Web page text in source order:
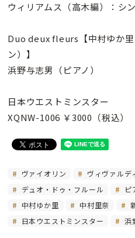
ウィリアムス（高木編）：シ
Duo deux fleurs【中村ゆか里
ン）】
浜野与志男（ピアノ）
日本ウエストミンスター
XQNW-1006 ￥3000（税込）
ヴァイオリン ヴィヴァルデ
デュオ・ドゥ・フルール
ピ
中村ゆか里
中村里奈
日本ウエストミンスター
浜